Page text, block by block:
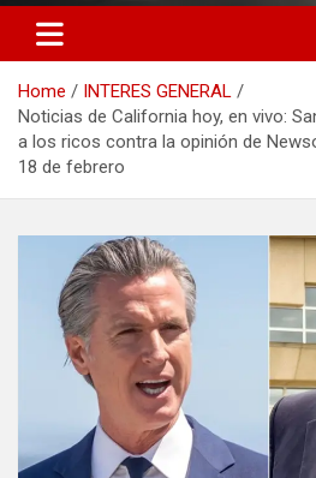
Home
INTERES GENERAL
Noticias de California hoy, en vivo:
a los ricos contra la opinión de
18 de febrero